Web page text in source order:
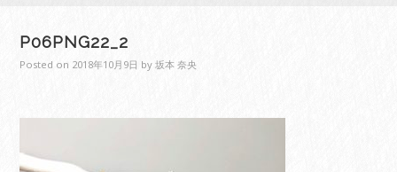
P06PNG22_2
Posted on 2018年10月9日 by坂本 奈央